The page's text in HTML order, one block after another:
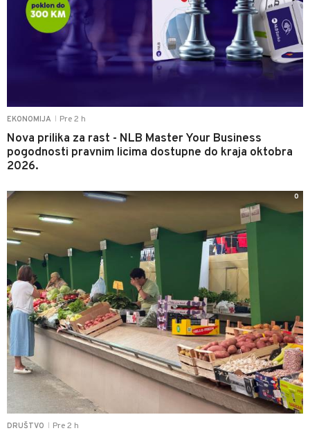
EKONOMIJA Pre 2 h
Nova prilika za rast - NLB Master Your Business
pogodnosti pravnim licima dostupne do kraja oktobra
2026.
DRUŠTVO Pre 2 h
0